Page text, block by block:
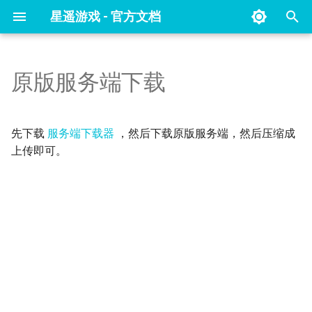
星遥游戏 - 官方文档
入
始
客户端汉化教程
指令大全
七日杀关闭EAC反作弊教程
未转变者开服教程
整合包列表
选购指南
幻兽帕鲁开服教程
原版服务端下载
先下载 服务端下载器 ，然后下载原版服务端，然后压缩成
上传即可。